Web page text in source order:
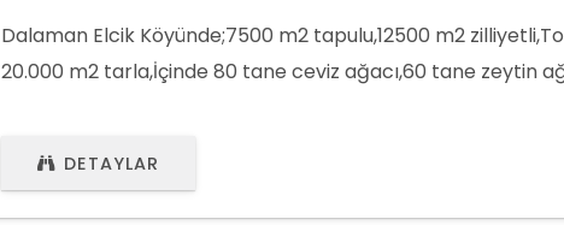
Dalaman Elcik Köyünde;7500 m2 tapulu,12500 m2
20.000 m2 tarla,İçinde 80 tane ceviz ağacı,60 tane zeytin
OFİS TEL: 0252 692 53 32
DETAYLAR